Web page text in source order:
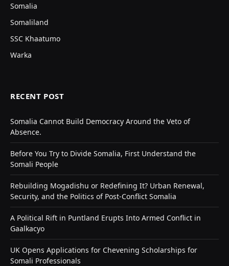
Somalia
Somaliland
SSC Khaatumo
Warka
RECENT POST
Somalia Cannot Build Democracy Around the Veto of
Absence.
Before You Try to Divide Somalia, First Understand the
Somali People
Rebuilding Mogadishu or Redefining It? Urban Renewal,
Security, and the Politics of Post-Conflict Somalia
A Political Rift in Puntland Erupts Into Armed Conflict in
Gaalkacyo
UK Opens Applications for Chevening Scholarships for
Somali Professionals